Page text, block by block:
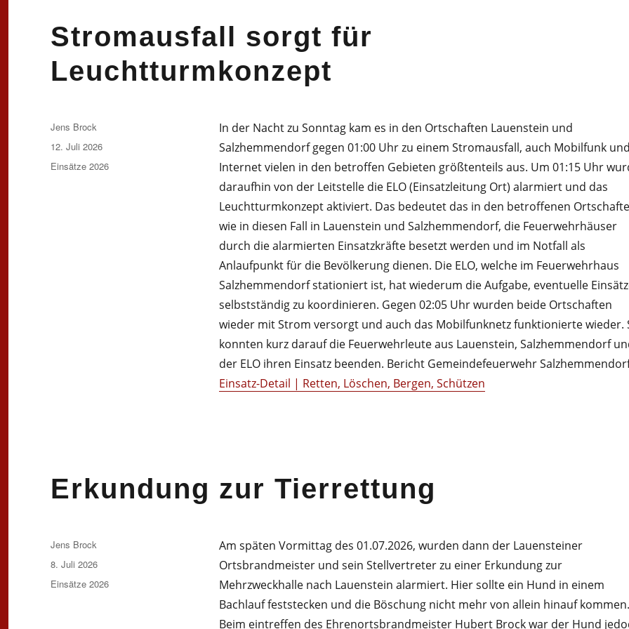
Stromausfall sorgt für
Leuchtturmkonzept
In der Nacht zu Sonntag kam es in den Ortschaften Lauenstein und
Salzhemmendorf gegen 01:00 Uhr zu einem Stromausfall, auch Mobilfunk und
Internet vielen in den betroffen Gebieten größtenteils aus. Um 01:15 Uhr
daraufhin von der Leitstelle die ELO (Einsatzleitung Ort) alarmiert und das
Leuchtturmkonzept aktiviert. Das bedeutet das in den betroffenen
wie in diesen Fall in Lauenstein und Salzhemmendorf, die Feuerwehrhäuser
durch die alarmierten Einsatzkräfte besetzt werden und im Notfall als
Anlaufpunkt für die Bevölkerung dienen. Die ELO, welche im Feuerwehrhaus
Salzhemmendorf stationiert ist, hat wiederum die Aufgabe, eventuelle
selbstständig zu koordinieren. Gegen 02:05 Uhr wurden beide Ortschaften
wieder mit Strom versorgt und auch das Mobilfunknetz funktionierte wieder.
konnten kurz darauf die Feuerwehrleute aus Lauenstein, Salzhemmendorf
der ELO ihren Einsatz beenden. Bericht Gemeindefeuerwehr
Einsatz-Detail | Retten, Löschen, Bergen, Schützen
Autor
Jens Brock
Veröffentlicht
am
12. Juli 2026
Kategorien
Einsätze 2026
Erkundung zur Tierrettung
Am späten Vormittag des 01.07.2026, wurden dann der Lauensteiner
Ortsbrandmeister und sein Stellvertreter zu einer Erkundung zur
Mehrzweckhalle nach Lauenstein alarmiert. Hier sollte ein Hund in einem
Bachlauf feststecken und die Böschung nicht mehr von allein hinauf kommen.
Beim eintreffen des Ehrenortsbrandmeister Hubert Brock war der Hund
Autor
Jens Brock
Veröffentlicht
am
8. Juli 2026
Kategorien
Einsätze 2026